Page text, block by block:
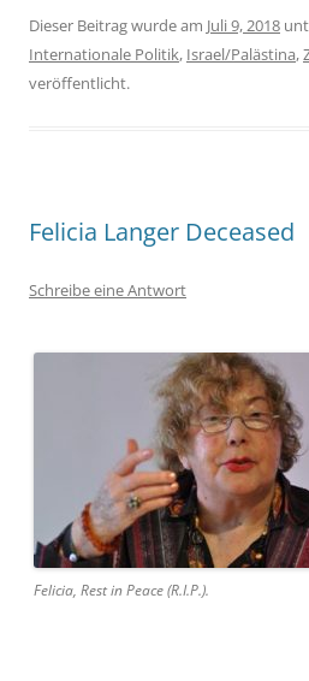
Dieser Beitrag wurde am Juli 9, 2018
Internationale Politik, Israel/Palästina,
veröffentlicht.
Felicia Langer Deceased
Schreibe eine Antwort
Felicia, Rest in Peace (R.I.P.).